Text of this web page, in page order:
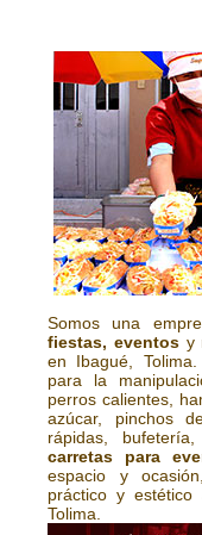
Somos una
fiestas, eventosy
en Ibagué,
para la
perros calientes,
azúcar, pinchos
rápidas,
carretas para
espacio y
práctico y
Tolima.